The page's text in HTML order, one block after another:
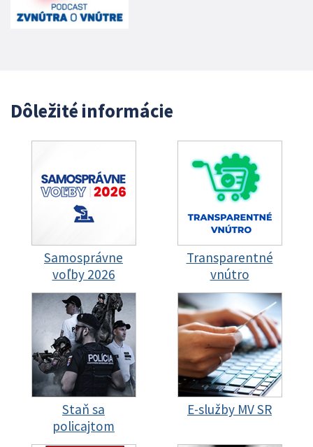
Dôležité informácie
Samosprávne
voľby 2026
Transparentné
vnútro
Staň sa
policajtom
E-služby MV SR